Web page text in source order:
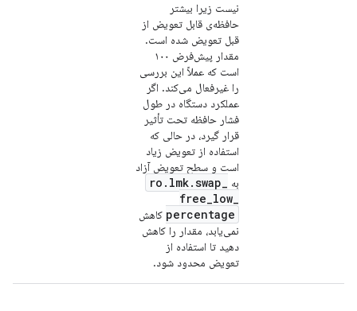
نیست زیرا بیشتر
حافظه‌ی قابل تعویض از
قبل تعویض شده است.
مقدار پیش‌فرض ۱۰۰
است که عملاً این بررسی
را غیرفعال می‌کند. اگر
عملکرد دستگاه در طول
فشار حافظه تحت تأثیر
قرار گیرد، در حالی که
استفاده از تعویض زیاد
است و سطح تعویض آزاد
به
ro . lmk.swap_
free_low_
percentage کاهش
نمی‌یابد، مقدار را کاهش
دهید تا استفاده از
تعویض محدود شود.